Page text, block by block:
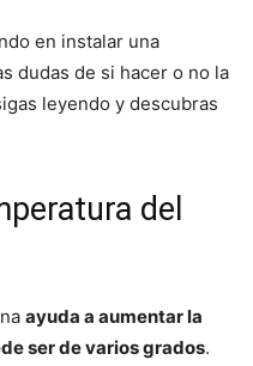
en instalar una
dudas de si hacer o no la
leyendo y descubras
del
ayuda a aumentar la
ser de varios grados.